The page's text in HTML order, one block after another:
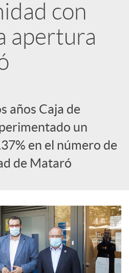
con
apertura
años Caja de
un
en el número de
de Mataró